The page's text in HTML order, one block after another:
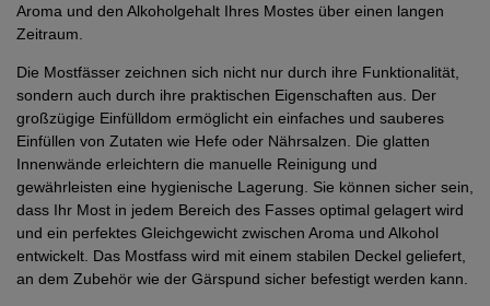
Aroma und den Alkoholgehalt Ihres Mostes über einen langen
Zeitraum.
Die Mostfässer zeichnen sich nicht nur durch ihre Funktionalität,
sondern auch durch ihre praktischen Eigenschaften aus. Der
großzügige Einfülldom ermöglicht ein einfaches und sauberes
Einfüllen von Zutaten wie Hefe oder Nährsalzen. Die glatten
Innenwände erleichtern die manuelle Reinigung und
gewährleisten eine hygienische Lagerung. Sie können sicher sein,
dass Ihr Most in jedem Bereich des Fasses optimal gelagert wird
und ein perfektes Gleichgewicht zwischen Aroma und Alkohol
entwickelt. Das Mostfass wird mit einem stabilen Deckel geliefert,
an dem Zubehör wie der Gärspund sicher befestigt werden kann.